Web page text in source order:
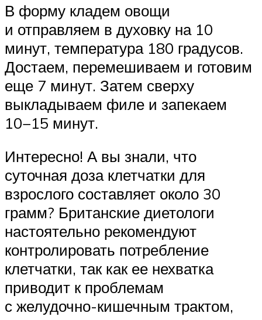
В форму кладем овощи
и отправляем в духовку на 10
минут, температура 180 градусов.
Достаем, перемешиваем и готовим
еще 7 минут. Затем сверху
выкладываем филе и запекаем
10−15 минут.
Интересно! А вы знали, что
суточная доза клетчатки для
взрослого составляет около 30
грамм? Британские диетологи
настоятельно рекомендуют
контролировать потребление
клетчатки, так как ее нехватка
приводит к проблемам
с желудочно-кишечным трактом,